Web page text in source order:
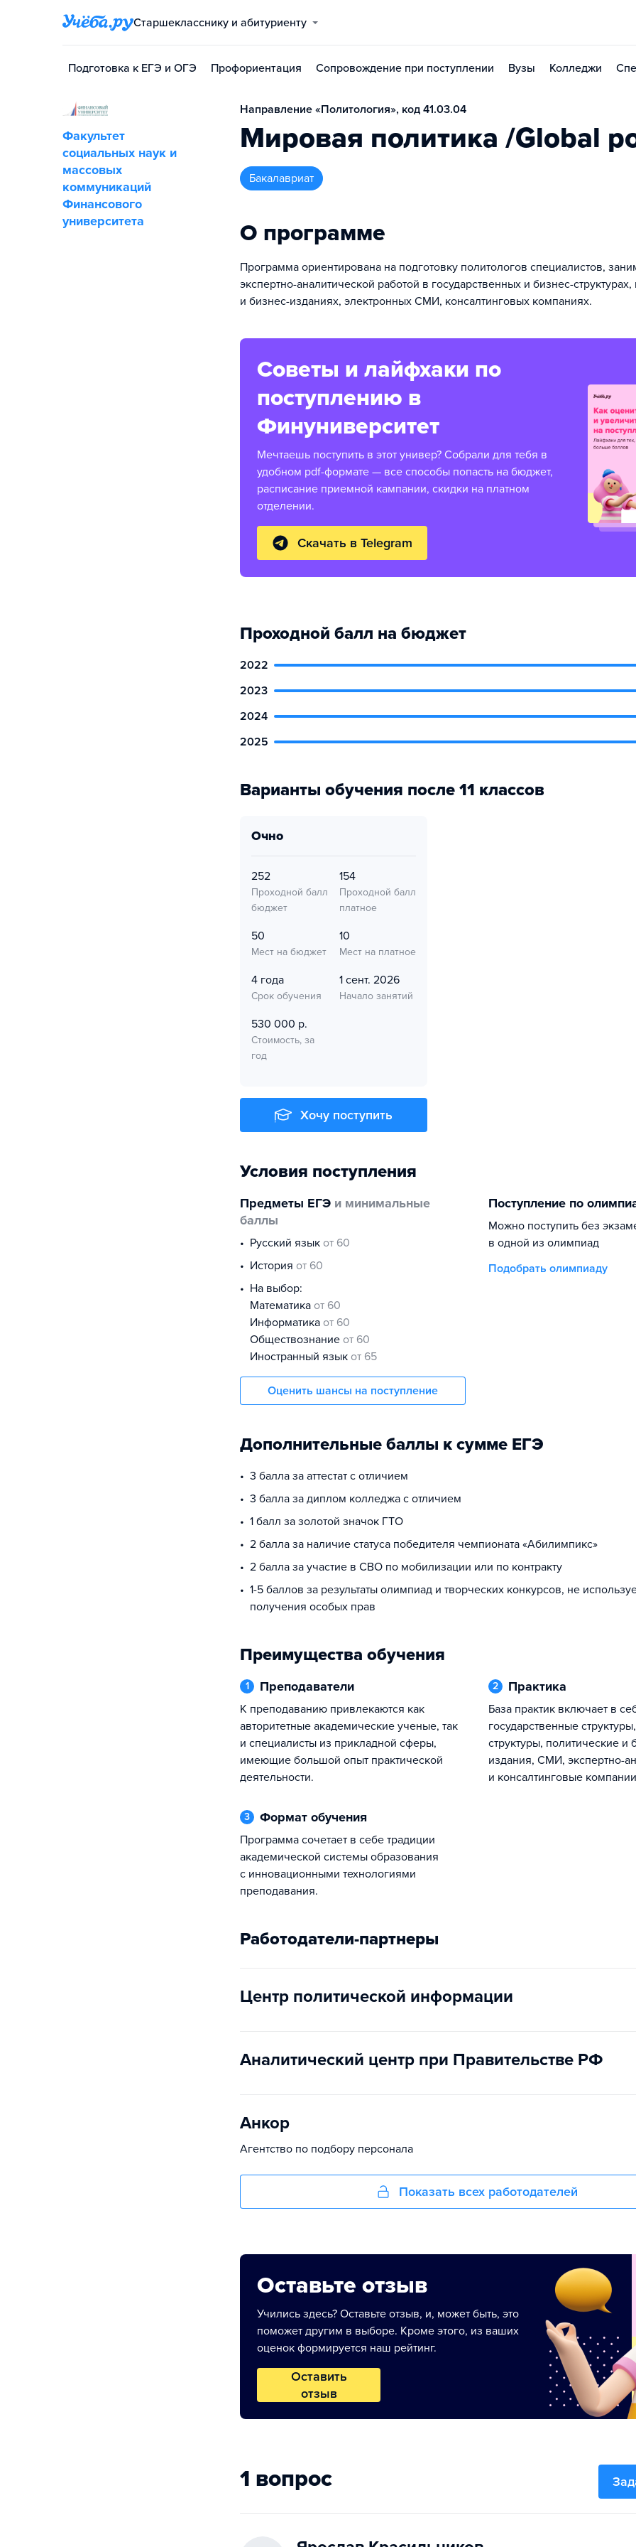
Старшекласснику и абитуриенту
Подготовка к ЕГЭ и ОГЭ Профориентация Сопровождение при поступлении Вузы Колледжи
Факультет
социальных наук и
массовых
коммуникаций
Финансового
университета
Направление «Политология», код 41.03.04
Мировая политика /Global
бакалавриат
О программе
Программа ориентирована на подготовку политологов специалистов,
экспертно-аналитической работой в государственных и бизнес-
и бизнес-изданиях, электронных СМИ, консалтинговых компаниях.
Советы и лайфхаки по
поступлению в
Финуниверситет
Мечтаешь поступить в этот универ? Собрали для тебя в
удобном pdf-формате — все способы попасть на бюджет,
расписание приемной кампании, скидки на платном
отделении.
Скачать в Telegram
Проходной балл на бюджет
2022
2023
2024
2025
Варианты обучения после 11 классов
очно
252
Проходной балл
бюджет
154
Проходной балл
платное
50
Мест на бюджет
10
Мест на платное
4 года
Срок обучения
1 сент. 2026
Начало занятий
530 000 р.
Стоимость, за
год
Хочу поступить
Условия поступления
Предметы ЕГЭ и минимальные
баллы
русский язык от 60
история от 60
На выбор:
математика от 60
информатика от 60
обществознание от 60
иностранный язык от 65
Оценить шансы на поступление
Поступление по
Можно поступить без
в одной из олимпиад
Подобрать олимпиаду
Дополнительные баллы к сумме ЕГЭ
3 балла за аттестат с отличием
3 балла за диплом колледжа с отличием
1 балл за золотой значок ГТО
2 балла за наличие статуса победителя чемпионата «Абилимпикс»
2 балла за участие в СВО по мобилизации или по контракту
1-5 баллов за результаты олимпиад и творческих конкурсов, не
получения особых прав
Преимущества обучения
1 Преподаватели
К преподаванию привлекаются как
авторитетные академические ученые, так
и специалисты из прикладной сферы,
имеющие большой опыт практической
деятельности.
2 Практика
База практик включает в себя
государственные
структуры, политические и
издания, СМИ, экспертно-
и консалтинговые
3 Формат обучения
Программа сочетает в себе традиции
академической системы образования
с инновационными технологиями
преподавания.
Работодатели-партнеры
Центр политической информации
Аналитический центр при Правительстве РФ
Анкор
Агентство по подбору персонала
Показать всех работодателей
Оставьте отзыв
Учились здесь? Оставьте отзыв, и, может быть, это
поможет другим в выборе. Кроме этого, из ваших
оценок формируется наш рейтинг.
Оставить
отзыв
1 вопрос